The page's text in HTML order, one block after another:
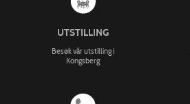
UTSTILLING
Besøk vår utstilling i
Kongsberg